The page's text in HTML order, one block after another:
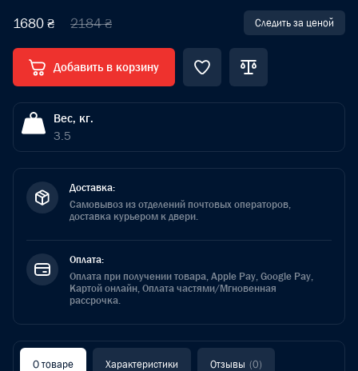
1680 ₴ 2184 ₴ Следить за ценой
Добавить в корзину
Вес, кг.
3.5
Доставка:
Самовывоз из отделений почтовых операторов,
доставка курьером к двери.
Оплата:
Оплата при получении товара, Apple Pay, Google Pay,
Картой онлайн, Оплата частями/Мгновенная
рассрочка.
О товаре Характеристики Отзывы (0)